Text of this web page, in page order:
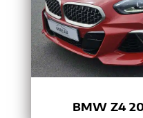
BMW Z4